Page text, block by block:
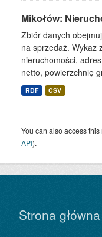
Mikołów:
Zbiór danych
na sprzedaż. Wykaz
nieruchomości,
netto, powierzchnię
RDF CSV
You can also access
API).
Strona główna